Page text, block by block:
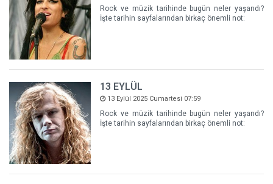
Rock ve müzik tarihinde bugün neler yaşandı?
İşte tarihin sayfalarından birkaç önemli not:
13 EYLÜL
13 Eylül 2025 Cumartesi 07:59
Rock ve müzik tarihinde bugün neler yaşandı?
İşte tarihin sayfalarından birkaç önemli not: